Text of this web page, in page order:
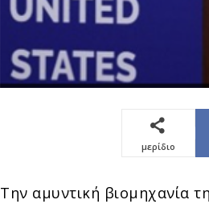
μερίδιο
Την αμυντική βιομηχανία